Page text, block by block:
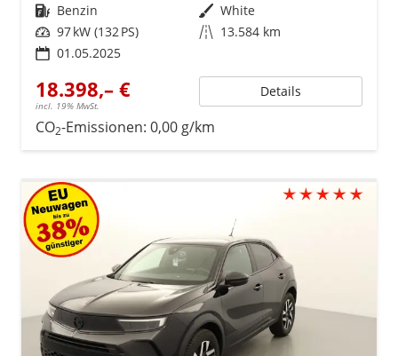
Kraftstoff Benzin Außenfarbe White
Leistung 97 kW (132 PS) Kilometerstand 13.584 km
01.05.2025
18.398,– €
incl. 19% MwSt.
Details
CO2-Emissionen: 0,00 g/km